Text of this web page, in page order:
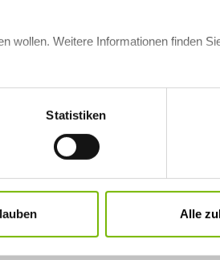
wollen. Weitere Informationen finden
Statistiken
Alle
Klischee: das Bild vom altmodisch
die, je nach Definition,
gründen können, ist ein
dafür einzustehen? Schlagartig